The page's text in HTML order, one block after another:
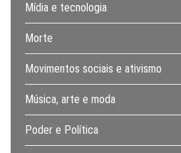
Mídia e tecnologia
Morte
Movimentos sociais e ativismo
Música, arte e moda
Poder e Política